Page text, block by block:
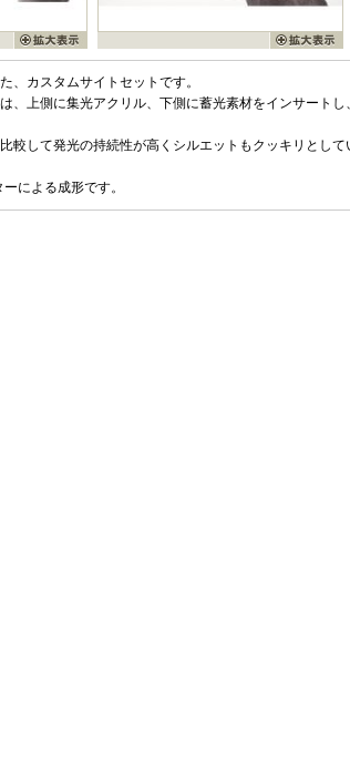
、カスタムサイトセットです。
、上側に集光アクリル、下側に蓄光素材をインサート
較して発光の持続性が高くシルエットもクッキリとして
による成形です。